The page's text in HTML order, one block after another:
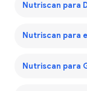
Nutriscan para
Nutriscan para
Nutriscan para